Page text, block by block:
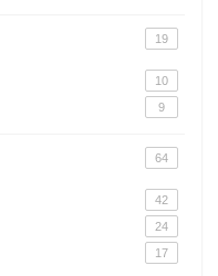
19
10
9
64
42
24
17